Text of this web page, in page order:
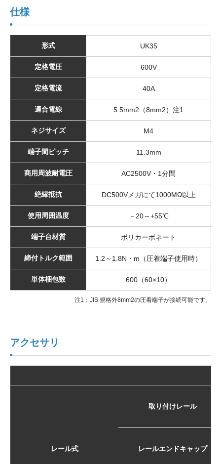
仕様
形式 UK35
定格電圧 600V
定格電流 40A
適合電線 5.5mm2（8mm2）注1
ネジサイズ M4
端子間ピッチ 11.3mm
商用周波耐電圧 AC2500V・1分間
絶縁抵抗 DC500Vメガにて1000MΩ以上
使用周囲温度 －20～+55℃
端子台材質 ポリカーボネート
締付トルク範囲 1.2～1.8N・m（圧着端子使用時）
単体梱包数 600（60×10）
注1：JIS 規格外8mm2の圧着端子が接続可能です。
アクセサリ
レール式
取り付けレール
レールエンドキャップ